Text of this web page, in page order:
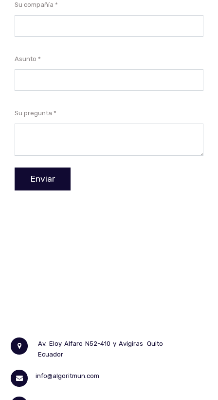
Su compañía
Asunto
Su pregunta
Enviar
Av. Eloy Alfaro N52-410 y Avigiras
Quito
Ecuador
info@algoritmun.com